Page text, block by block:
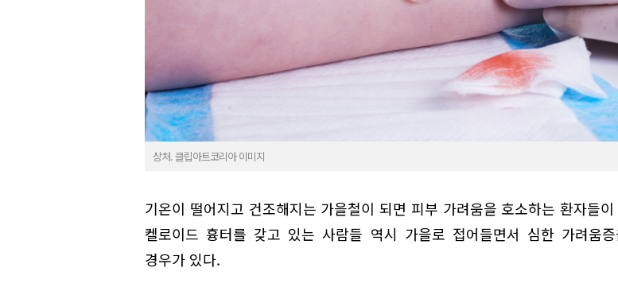
상처. 클립아트코리아 이미지
기온이 떨어지고 건조해지는 가을철이 되면 피부 가려움을 호소하는 환자들
켈로이드 흉터를 갖고 있는 사람들 역시 가을로 접어들면서 심한 가려움
경우가 있다.